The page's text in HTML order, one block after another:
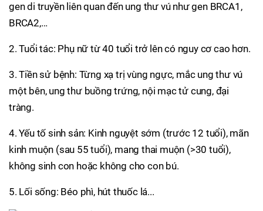
gen di truyền liên quan đến ung thư vú như gen BRCA1,
BRCA2,…
2. Tuổi tác: Phụ nữ từ 40 tuổi trở lên có nguy cơ cao hơn.
3. Tiền sử bệnh: Từng xạ trị vùng ngực, mắc ung thư vú
một bên, ung thư buồng trứng, nội mạc tử cung, đại
tràng.
4. Yếu tố sinh sản: Kinh nguyệt sớm (trước 12 tuổi), mãn
kinh muộn (sau 55 tuổi), mang thai muộn (>30 tuổi),
không sinh con hoặc không cho con bú.
5. Lối sống: Béo phì, hút thuốc lá...